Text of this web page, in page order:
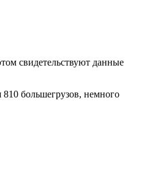
свидетельствуют данные
большегрузов, немного